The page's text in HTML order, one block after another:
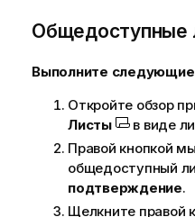
е
и
ф
о
р
м
а
ц
Общедоступные
Выполните следующие
Откройте обзор
Листы
в виде
Правой кнопкой
общедоступный
подтверждение.
Щелкните правой